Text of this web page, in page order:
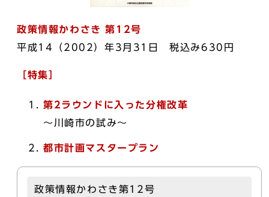
政策情報かわさき 第12号
平成14（2002）年3月31日 税込み630円
［特集］
第2ラウンドに入った分権改革
～川崎市の試み～
都市計画マスタープラン
政策情報かわさき第12号